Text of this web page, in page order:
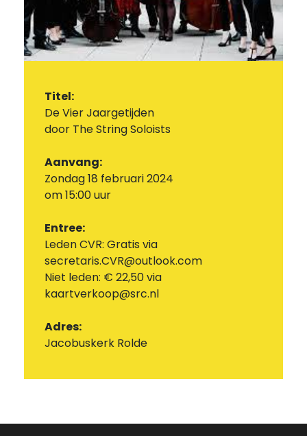
Titel:
De Vier Jaargetijden
door The String Soloists
Aanvang:
Zondag 18 februari 2024
om 15:00 uur
Entree:
Leden CVR: Gratis via
secretaris.CVR@outlook.com
Niet leden: € 22,50 via
kaartverkoop@src.nl
Adres:
Jacobuskerk Rolde